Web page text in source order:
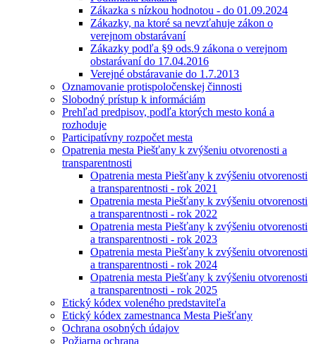
Zákazka s nízkou hodnotou - do 01.09.2024
Zákazky, na ktoré sa nevzťahuje zákon o
verejnom obstarávaní
Zákazky podľa §9 ods.9 zákona o verejnom
obstarávaní do 17.04.2016
Verejné obstáravanie do 1.7.2013
Oznamovanie protispoločenskej činnosti
Slobodný prístup k informáciám
Prehľad predpisov, podľa ktorých mesto koná a
rozhoduje
Participatívny rozpočet mesta
Opatrenia mesta Piešťany k zvýšeniu otvorenosti a
transparentnosti
Opatrenia mesta Piešťany k zvýšeniu otvorenosti
a transparentnosti - rok 2021
Opatrenia mesta Piešťany k zvýšeniu otvorenosti
a transparentnosti - rok 2022
Opatrenia mesta Piešťany k zvýšeniu otvorenosti
a transparentnosti - rok 2023
Opatrenia mesta Piešťany k zvýšeniu otvorenosti
a transparentnosti - rok 2024
Opatrenia mesta Piešťany k zvýšeniu otvorenosti
a transparentnosti - rok 2025
Etický kódex voleného predstaviteľa
Etický kódex zamestnanca Mesta Piešťany
Ochrana osobných údajov
Požiarna ochrana